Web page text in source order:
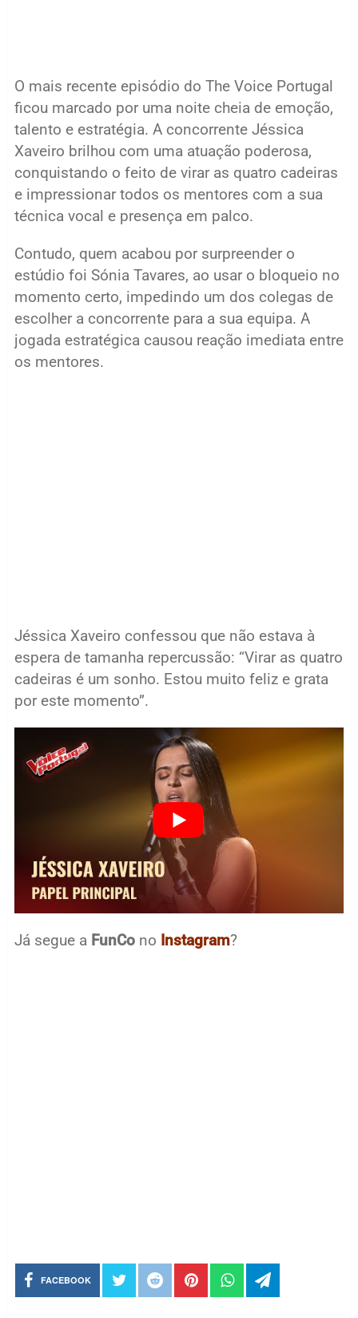
O mais recente episódio do The Voice Portugal
ficou marcado por uma noite cheia de emoção,
talento e estratégia. A concorrente Jéssica
Xaveiro brilhou com uma atuação poderosa,
conquistando o feito de virar as quatro cadeiras
e impressionar todos os mentores com a sua
técnica vocal e presença em palco.
Contudo, quem acabou por surpreender o
estúdio foi Sónia Tavares, ao usar o bloqueio no
momento certo, impedindo um dos colegas de
escolher a concorrente para a sua equipa. A
jogada estratégica causou reação imediata entre
os mentores.
Jéssica Xaveiro confessou que não estava à
espera de tamanha repercussão: “Virar as quatro
cadeiras é um sonho. Estou muito feliz e grata
por este momento”.
Já segue a FunCono Instagram?
FACEBOOK